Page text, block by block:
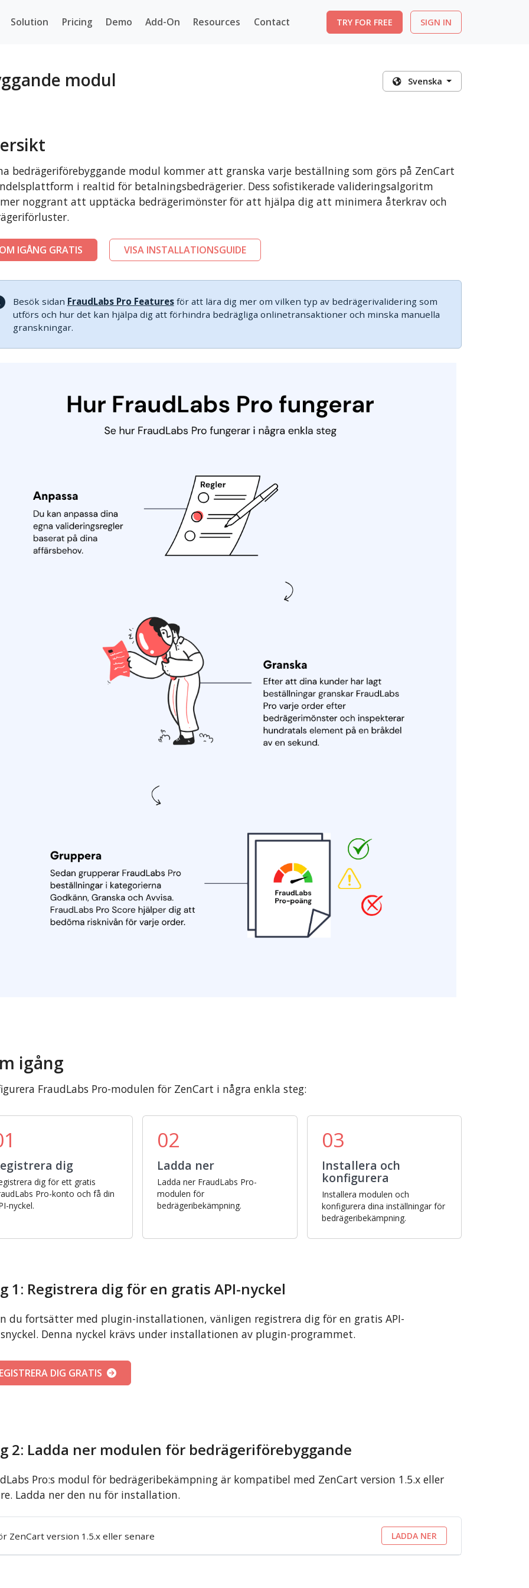
Solution Pricing Demo Add-On Resources Contact TRY FOR FREE SIGN IN
modul Svenska
bedrägeriförebyggande modul kommer att granska varje beställning som görs på ZenCart
i realtid för betalningsbedrägerier. Dess sofistikerade valideringsalgoritm
noggrant att upptäcka bedrägerimönster för att hjälpa dig att minimera återkrav och
IGÅNG GRATIS VISA INSTALLATIONSGUIDE
Besök sidan FraudLabs Pro Featuresför att lära dig mer om vilken typ av bedrägerivalidering som
utförs och hur det kan hjälpa dig att förhindra bedrägliga onlinetransaktioner och minska manuella
granskningar.
igång
FraudLabs Pro-modulen för ZenCart i några enkla steg:
dig
dig för ett gratis
Pro-konto och få din
nyckel.
02
Ladda ner
Ladda ner FraudLabs Pro-
modulen för
bedrägeribekämpning.
03
Installera och
konfigurera
Installera modulen och
konfigurera dina inställningar för
bedrägeribekämpning.
1: Registrera dig för en gratis API-nyckel
du fortsätter med plugin-installationen, vänligen registrera dig för en gratis API-
Denna nyckel krävs under installationen av plugin-programmet.
DIG GRATIS
2: Ladda ner modulen för bedrägeriförebyggande
Pro:s modul för bedrägeribekämpning är kompatibel med ZenCart version 1.5.x eller
Ladda ner den nu för installation.
ZenCart version 1.5.x eller senare LADDA NER